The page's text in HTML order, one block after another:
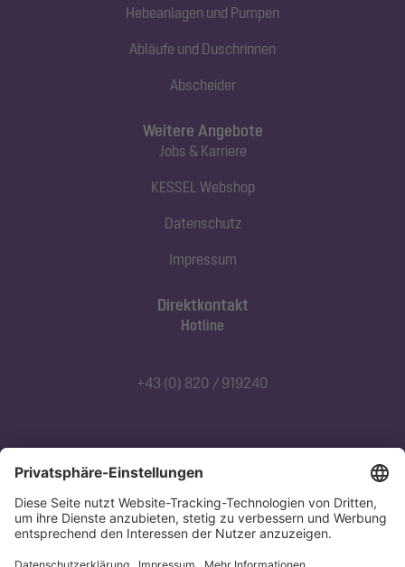
Hebeanlagen und Pumpen
Abläufe und Duschrinnen
Abscheider
Direktkontakt
Hotline
+43 (0) 820 / 919240
Abonnieren Sie unseren Newsletter
Jetzt anmelden
Weitere Angebote
Jobs & Karriere
KESSEL Webshop
Datenschutz
Impressum